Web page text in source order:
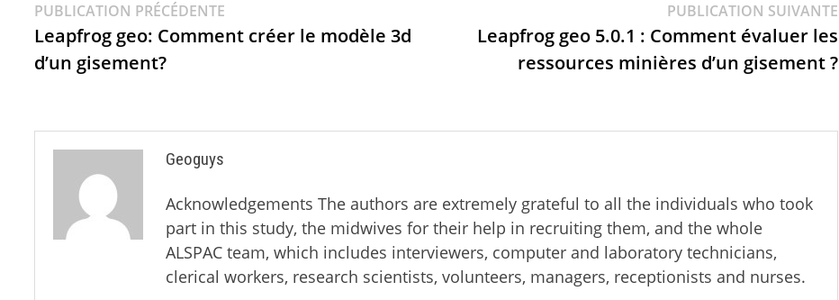
PUBLICATION PRÉCÉDENTE
Leapfrog geo: Comment créer le modèle 3d
d’un gisement?
PUBLICATION SUIVANTE
Leapfrog geo 5.0.1 : Comment évaluer les
ressources minières d’un gisement ?
Geoguys
Acknowledgements The authors are extremely grateful to all the individuals who took
part in this study, the midwives for their help in recruiting them, and the whole
ALSPAC team, which includes interviewers, computer and laboratory technicians,
clerical workers, research scientists, volunteers, managers, receptionists and nurses.